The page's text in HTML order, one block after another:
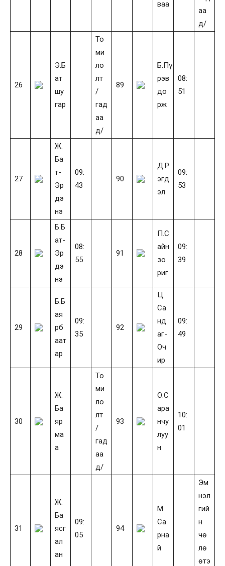
ваа
аа
д/
26
Э.Б
ат
шу
гар
То
ми
ло
лт
/
гад
аа
д/
89
Б.Пү
рэв
до
рж
08:
51
27
Ж.
Ба
т-
Эр
дэ
нэ
09:
43
90
Д.Р
эгд
эл
09:
53
28
Б.Б
ат-
Эр
дэ
нэ
08:
55
91
П.С
айн
зо
риг
09:
39
29
Б.Б
ая
рб
аат
ар
09:
35
92
Ц.
Са
нд
аг-
Оч
ир
09:
49
30
Ж.
Ба
яр
ма
а
То
ми
ло
лт
/
гад
аа
д/
93
О.С
ара
нчу
луу
н
10:
01
31
Ж.
Ба
ясг
ал
ан
09:
05
94
М.
Са
рна
й
Эм
нэл
гий
н
чө
лө
өтэ